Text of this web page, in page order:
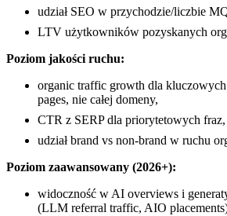
udział SEO w przychodzie/liczbie
LTV użytkowników pozyskanych
Poziom jakości ruchu:
organic traffic growth dla
pages, nie całej domeny,
CTR z SERP dla priorytetowych fraz,
udział brand vs non-brand w ruchu
Poziom zaawansowany (2026+):
widoczność w AI overviews i
(LLM referral traffic, AIO